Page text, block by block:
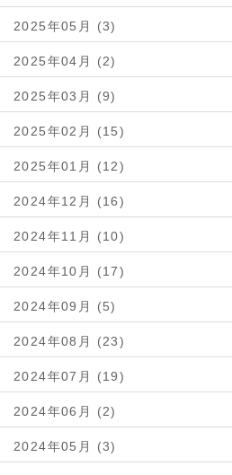
2025年05月 (3)
2025年04月 (2)
2025年03月 (9)
2025年02月 (15)
2025年01月 (12)
2024年12月 (16)
2024年11月 (10)
2024年10月 (17)
2024年09月 (5)
2024年08月 (23)
2024年07月 (19)
2024年06月 (2)
2024年05月 (3)